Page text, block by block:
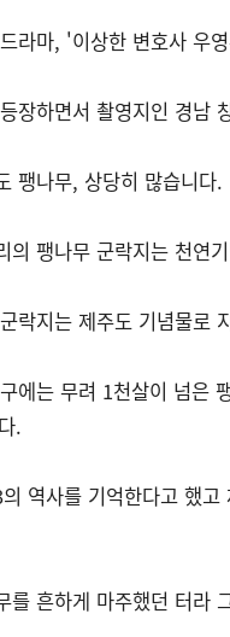
라마, '이상한 변호사 우
장하면서 촬영지인 경남
팽나무, 상당히 많습니다.
의 팽나무 군락지는 천연
락지는 제주도 기념물로
에는 무려 1천살이 넘은
.
역사를 기억한다고 했
를 흔하게 마주했던 터라